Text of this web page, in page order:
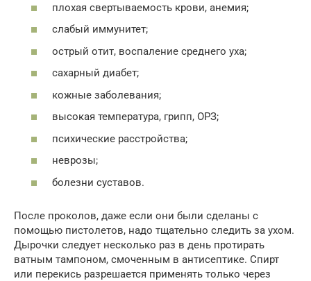
плохая свертываемость крови, анемия;
слабый иммунитет;
острый отит, воспаление среднего уха;
сахарный диабет;
кожные заболевания;
высокая температура, грипп, ОРЗ;
психические расстройства;
неврозы;
болезни суставов.
После проколов, даже если они были сделаны с
помощью пистолетов, надо тщательно следить за ухом.
Дырочки следует несколько раз в день протирать
ватным тампоном, смоченным в антисептике. Спирт
или перекись разрешается применять только через